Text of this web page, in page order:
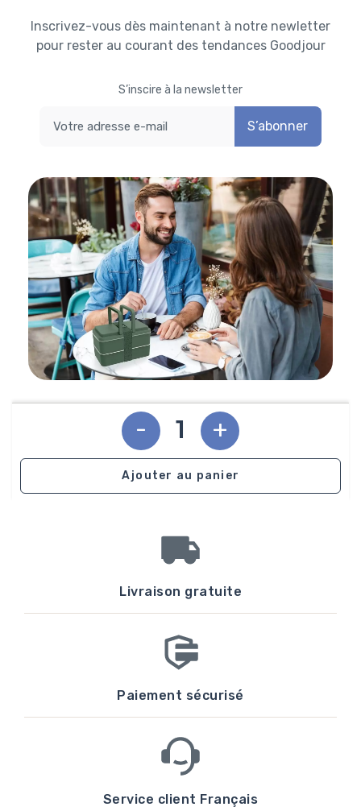
Inscrivez-vous dès maintenant à notre newletter
pour rester au courant des tendances Goodjour
S’inscire à la newsletter
S’abonner
- +
Ajouter au panier
Livraison gratuite
Paiement sécurisé
Service client Français